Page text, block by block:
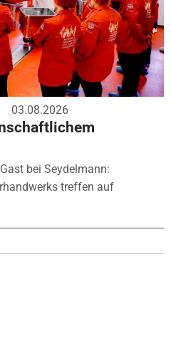
03.08.2026
bei Seydelmann:
treffen auf